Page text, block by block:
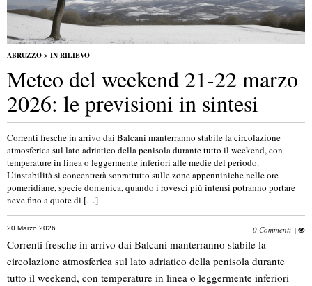
ABRUZZO > IN RILIEVO
Meteo del weekend 21-22 marzo
2026: le previsioni in sintesi
Correnti fresche in arrivo dai Balcani manterranno stabile la circolazione
atmosferica sul lato adriatico della penisola durante tutto il weekend, con
temperature in linea o leggermente inferiori alle medie del periodo.
L’instabilità si concentrerà soprattutto sulle zone appenniniche nelle ore
pomeridiane, specie domenica, quando i rovesci più intensi potranno portare
neve fino a quote di […]
20 Marzo 2026 0 Commenti |
Correnti fresche in arrivo dai Balcani manterranno stabile la
circolazione atmosferica sul lato adriatico della penisola durante
tutto il weekend, con temperature in linea o leggermente inferiori